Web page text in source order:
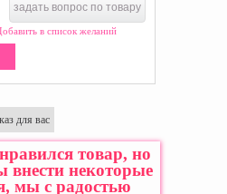
задать вопрос по товару
в список желаний
для вас
товар, но
внести некоторые
мы с радостью